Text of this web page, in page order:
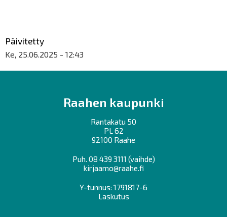
Päivitetty
Ke, 25.06.2025 - 12:43
Raahen kaupunki
Rantakatu 50
PL 62
92100 Raahe
Puh. 08 439 3111 (vaihde)
kirjaamo@raahe.fi
Y-tunnus: 1791817-6
Laskutus